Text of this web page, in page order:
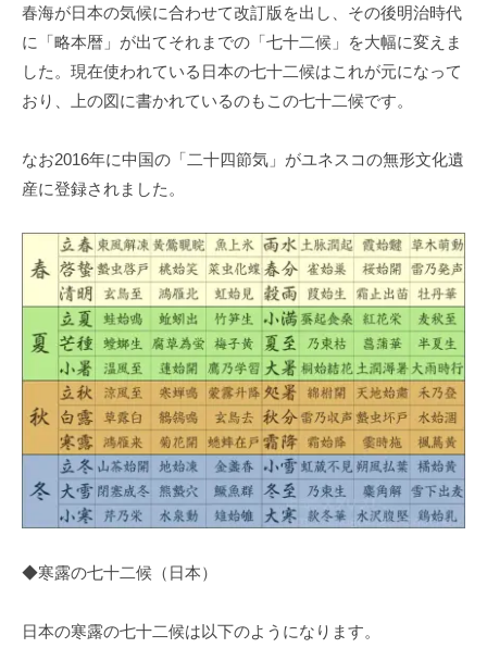
春海が日本の気候に合わせて改訂版を出し、その後明治時代
に「略本暦」が出てそれまでの「七十二候」を大幅に変えま
した。現在使われている日本の七十二候はこれが元になって
おり、上の図に書かれているのもこの七十二候です。
なお2016年に中国の「二十四節気」がユネスコの無形文化遺
産に登録されました。
◆寒露の七十二候（日本）
日本の寒露の七十二候は以下のようになります。